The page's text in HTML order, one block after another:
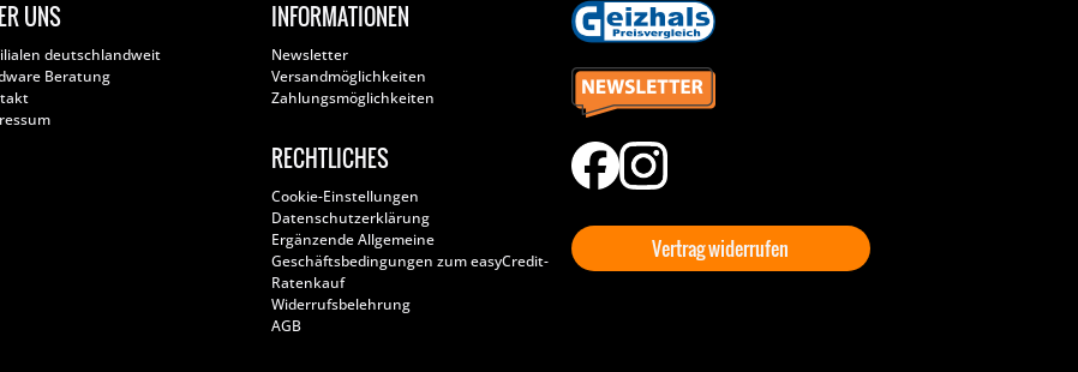
UNS
deutschlandweit
Beratung
INFORMATIONEN
Newsletter
Versandmöglichkeiten
Zahlungsmöglichkeiten
RECHTLICHES
Cookie-Einstellungen
Datenschutzerklärung
Ergänzende Allgemeine
Geschäftsbedingungen zum easyCredit-
Ratenkauf
Widerrufsbelehrung
AGB
Vertrag widerrufen